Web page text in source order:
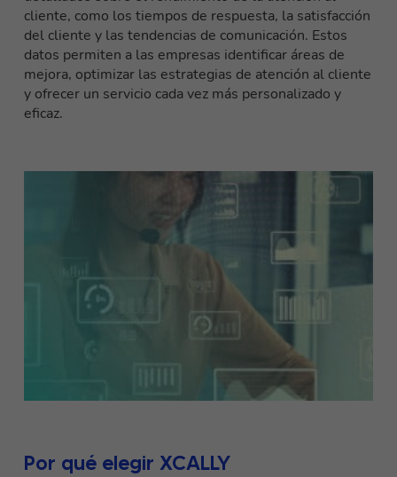
cliente, como los tiempos de respuesta, la satisfacción
del cliente y las tendencias de comunicación. Estos
datos permiten a las empresas identificar áreas de
mejora, optimizar las estrategias de atención al cliente
y ofrecer un servicio cada vez más personalizado y
eficaz.
Por qué elegir XCALLY